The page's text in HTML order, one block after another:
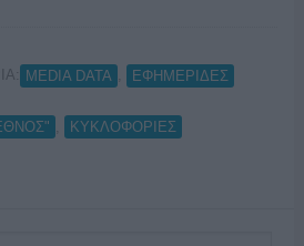
MEDIA DATA ΕΦΗΜΕΡΙΔΕΣ
ΚΥΚΛΟΦΟΡΙΕΣ